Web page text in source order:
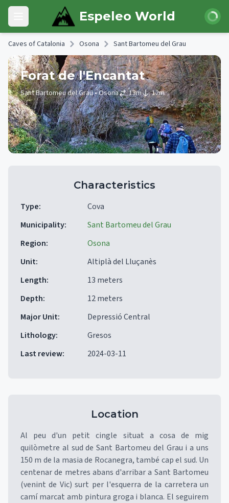
Skip to main content
Open main menu Espeleo World Login
Caves of Catalonia Osona Sant Bartomeu del Grau
Forat de l'Encantat
Sant Bartomeu del Grau• Osona 13m 12m
Characteristics
Type:
Cova
Municipality:
Sant Bartomeu del Grau
Region:
Osona
Unit:
Altiplà del Lluçanès
Length:
13 meters
Depth:
12 meters
Major Unit:
Depressió Central
Lithology:
Gresos
Last review: 2024-03-11
Location
Al peu d'un petit cingle situat a cosa de mig
quilòmetre al sud de Sant Bartomeu del Grau i a uns
150 m de la masia de Rocanegra, també cap el sud. Un
centenar de metres abans d'arribar a Sant Bartomeu
(venint de Vic) surt per l'esquerra de la carretera un
camí marcat amb pintura groga i blanca. El seguirem